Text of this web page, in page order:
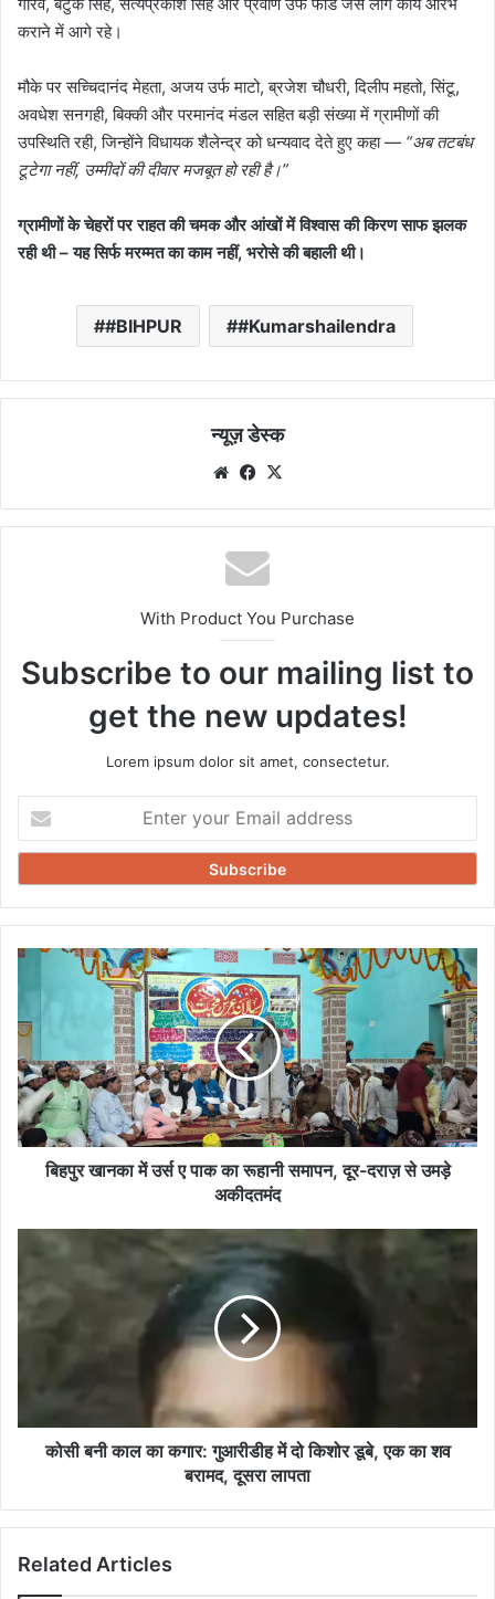
कराने में आगे रहे।
मौके पर सच्चिदानंद मेहता, अजय उर्फ माटो, ब्रजेश चौधरी, दिलीप महतो, सिंटू,
अवधेश सनगही, बिक्की और परमानंद मंडल सहित बड़ी संख्या में ग्रामीणों की
उपस्थिति रही, जिन्होंने विधायक शैलेन्द्र को धन्यवाद देते हुए कहा — “अब तटबंध
टूटेगा नहीं, उम्मीदों की दीवार मजबूत हो रही है।”
ग्रामीणों के चेहरों पर राहत की चमक और आंखों में विश्वास की किरण साफ झलक
रही थी – यह सिर्फ मरम्मत का काम नहीं, भरोसे की बहाली थी।
#BIHPUR #Kumarshailendra
न्यूज़ डेस्क
WebsiteFacebook
With Product You Purchase
Subscribe to our mailing list to
get the new updates!
Lorem ipsum dolor sit amet, consectetur.
your
Email
बिहपुर
उर्स
पाक
का
रूहानी
समापन,
अकीदतमंद
बिहपुर खानका में उर्स ए पाक का रूहानी समापन, दूर-दराज़ से उमड़े
अकीदतमंद
किशोर
दूसरा
कोसी बनी काल का कगार: गुआरीडीह में दो किशोर डूबे, एक का शव
बरामद, दूसरा लापता
Related Articles